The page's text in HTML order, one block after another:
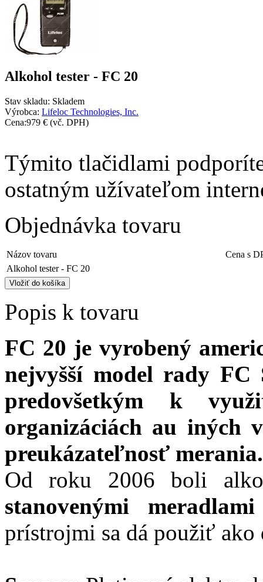
Alkohol tester - FC 20
Stav skladu: Skladem
Výrobca: Lifeloc Technologies, Inc.
Cena:979 € (vč. DPH)
Týmito tlačidlami
ostatným užívateľom
Objednávka tovaru
Názov tovaru
Cena s
Alkohol tester - FC 20
Popis k tovaru
FC 20 je vyrobený
nejvyšší model rady FC
predovšetkým k
organizáciách au iných
preukázateľnosť merania.
Od roku 2006 boli
stanovenými
prístrojmi sa dá použiť ako